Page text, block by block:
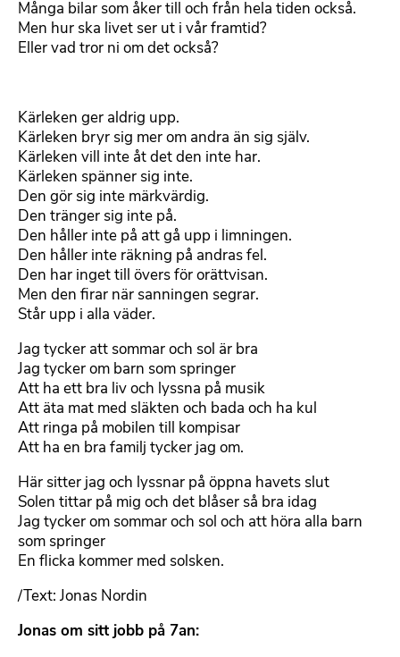
Många bilar som åker till och från hela tiden också.
Men hur ska livet ser ut i vår framtid?
Eller vad tror ni om det också?
Kärleken ger aldrig upp.
Kärleken bryr sig mer om andra än sig själv.
Kärleken vill inte åt det den inte har.
Kärleken spänner sig inte.
Den gör sig inte märkvärdig.
Den tränger sig inte på.
Den håller inte på att gå upp i limningen.
Den håller inte räkning på andras fel.
Den har inget till övers för orättvisan.
Men den firar när sanningen segrar.
Står upp i alla väder.
Jag tycker att sommar och sol är bra
Jag tycker om barn som springer
Att ha ett bra liv och lyssna på musik
Att äta mat med släkten och bada och ha kul
Att ringa på mobilen till kompisar
Att ha en bra familj tycker jag om.
Här sitter jag och lyssnar på öppna havets slut
Solen tittar på mig och det blåser så bra idag
Jag tycker om sommar och sol och att höra alla barn
som springer
En flicka kommer med solsken.
/Text: Jonas Nordin
Jonas om sitt jobb på 7an: